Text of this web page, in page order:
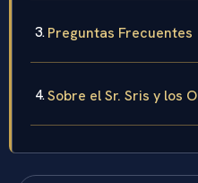
Preguntas Frecuentes
Sobre el Sr. Sris y los